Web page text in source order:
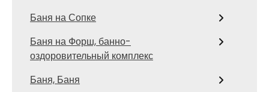
Баня на Сопке
Баня на Форш, банно-
оздоровительный комплекс
Баня, Баня